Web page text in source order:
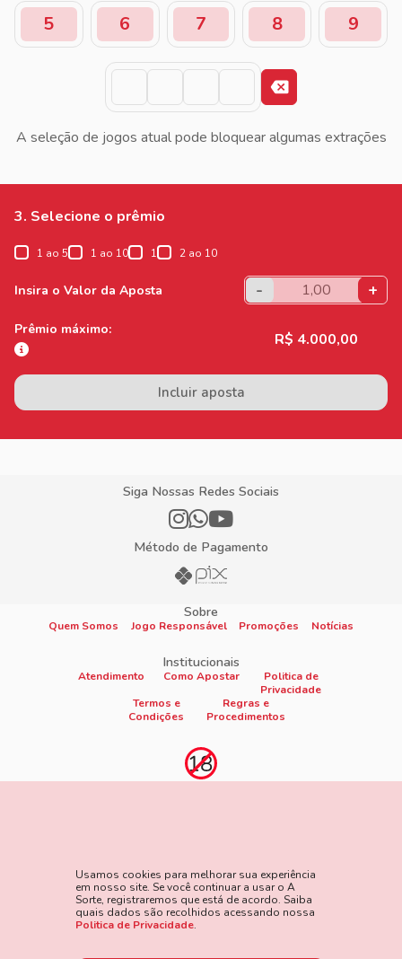
5 6 7 8 9
A seleção de jogos atual pode bloquear algumas extrações
3. Selecione o prêmio
1 ao 5 1 ao 10 1 2 ao 10
Insira o Valor da Aposta - +
Prêmio máximo:
R$ 4.000,00
Incluir aposta
Usamos cookies para melhorar sua experiência
em nosso site. Se você continuar a usar o A
Sorte, registraremos que está de acordo. Saiba
quais dados são recolhidos acessando nossa
Politica de Privacidade.
Siga Nossas Redes Sociais
Método de Pagamento
Sobre
Quem Somos Jogo Responsável Promoções Notícias
Institucionais
Atendimento Como Apostar
Politica de
Privacidade
Termos e
Condições
Regras e
Procedimentos
perdas financeiras e em excesso podem causar riscos à saúde.
Veja nossa página de Jogo Responsável para mais detalhes e
as ferramentas disponíveis. Jogue com responsabilidade:
www.gamblersanonymous.orgAcesse aqui os Termos e
Condições do site.